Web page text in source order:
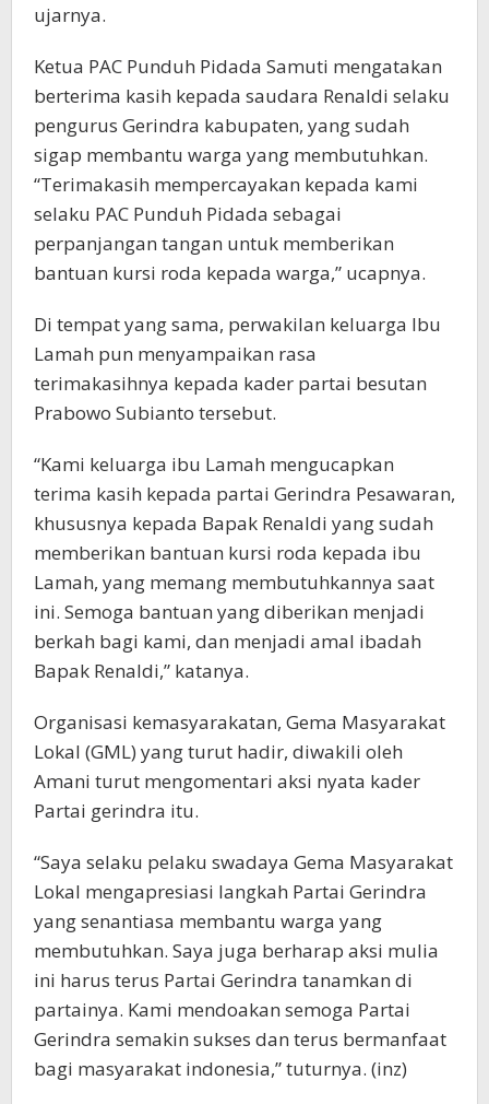
ujarnya.
Ketua PAC Punduh Pidada Samuti mengatakan
berterima kasih kepada saudara Renaldi selaku
pengurus Gerindra kabupaten, yang sudah
sigap membantu warga yang membutuhkan.
“Terimakasih mempercayakan kepada kami
selaku PAC Punduh Pidada sebagai
perpanjangan tangan untuk memberikan
bantuan kursi roda kepada warga,” ucapnya.
Di tempat yang sama, perwakilan keluarga Ibu
Lamah pun menyampaikan rasa
terimakasihnya kepada kader partai besutan
Prabowo Subianto tersebut.
“Kami keluarga ibu Lamah mengucapkan
terima kasih kepada partai Gerindra Pesawaran,
khususnya kepada Bapak Renaldi yang sudah
memberikan bantuan kursi roda kepada ibu
Lamah, yang memang membutuhkannya saat
ini. Semoga bantuan yang diberikan menjadi
berkah bagi kami, dan menjadi amal ibadah
Bapak Renaldi,” katanya.
Organisasi kemasyarakatan, Gema Masyarakat
Lokal (GML) yang turut hadir, diwakili oleh
Amani turut mengomentari aksi nyata kader
Partai gerindra itu.
“Saya selaku pelaku swadaya Gema Masyarakat
Lokal mengapresiasi langkah Partai Gerindra
yang senantiasa membantu warga yang
membutuhkan. Saya juga berharap aksi mulia
ini harus terus Partai Gerindra tanamkan di
partainya. Kami mendoakan semoga Partai
Gerindra semakin sukses dan terus bermanfaat
bagi masyarakat indonesia,” tuturnya. (inz)